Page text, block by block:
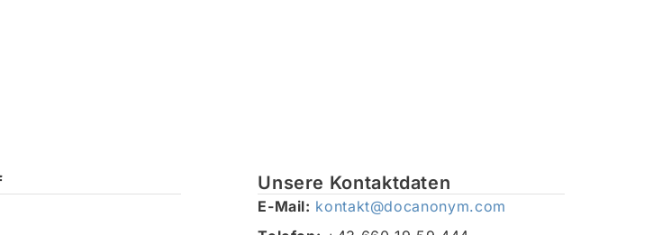
Unsere Kontaktdaten
E-Mail: kontakt@docanonym.com